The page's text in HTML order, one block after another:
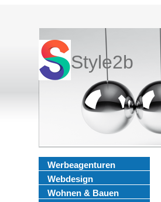
Style2b
Werbeagenturen
Webdesign
Wohnen & Bauen